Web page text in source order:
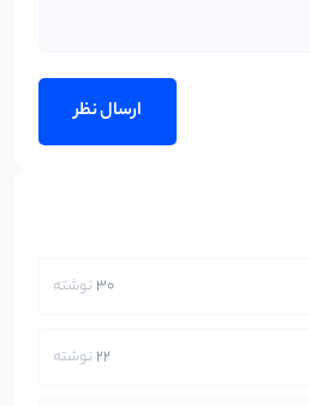
30نوشته
22نوشته